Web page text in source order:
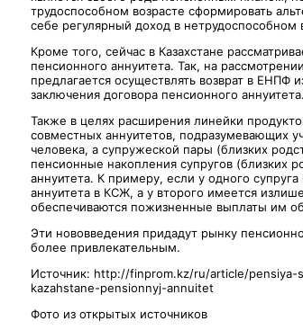
трудоспособном возрасте сформировать
себе регулярный доход в нетрудоспособном
Кроме того, сейчас в Казахстане
пенсионного аннуитета. Так, на
предлагается осуществлять возврат в
заключения договора пенсионного аннуитета.
Также в целях расширения линейки
совместных аннуитетов, подразумевающих
человека, а супружеской пары (близких
пенсионные накопления супругов (близких
аннуитета. К примеру, если у одного
аннуитета в КСЖ, а у второго имеется
обеспечиваются пожизненные выплаты им
Эти нововведения придадут рынку
более привлекательным.
Источник: http://finprom.kz/ru/article/
kazahstane-pensionnyj-annuitet
Фото из открытых источников